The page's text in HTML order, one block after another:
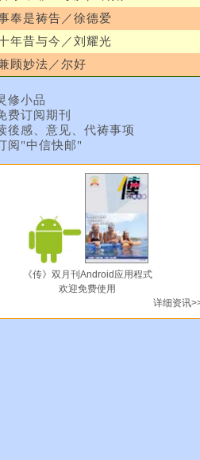
奉是祷告／徐德爱
年昔与今／刘耀光
顾妙法／尔好
修小品
费订阅期刊
後感、意见、代祷事项
阅"中信快邮"
《传》双月刊Android应用程式
欢迎免费使用
详细资讯